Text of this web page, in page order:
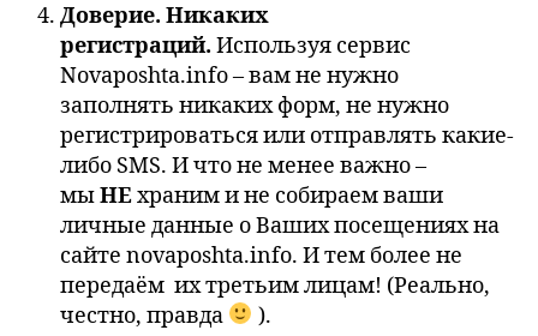
Доверие. Никаких
регистраций. Используя сервис
Novaposhta.info – вам не нужно
заполнять никаких форм, не нужно
регистрироваться или отправлять какие-
либо SMS. И что не менее важно –
мыНЕхраним и не собираем ваши
личные данные о Ваших посещениях на
сайте novaposhta.info. И тем более не
передаём их третьим лицам! (Реально,
честно, правда
).